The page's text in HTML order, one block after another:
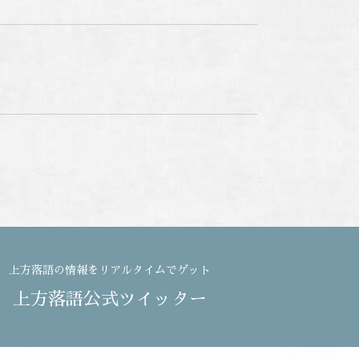
上方落語の情報をリアルタイムでゲット
上方落語公式ツイッター